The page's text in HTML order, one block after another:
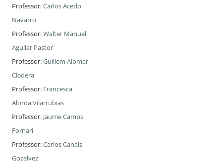
Professor:Carlos Acedo
Navarro
Professor:Walter Manuel
Aguilar Pastor
Professor:Guillem Alomar
Cladera
Professor: Francesca
Alorda Vilarrubias
Professor: Jaume Camps
Fornari
Professor:Carlos Canals
Gozalvez